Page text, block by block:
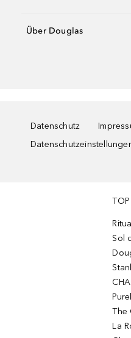
Über Douglas
Datenschutz
Sol
The
La